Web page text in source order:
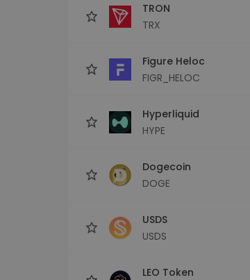
TRON
TRX
Figure Heloc
FIGR_HELOC
Hyperliquid
HYPE
Dogecoin
DOGE
USDS
USDS
LEO Token